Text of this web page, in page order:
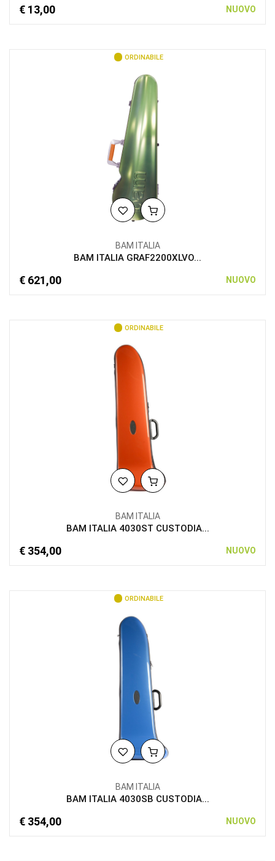
€ 13,00 NUOVO
ORDINABILE
BAM ITALIA
BAM ITALIA GRAF2200XLVO...
€ 621,00 NUOVO
ORDINABILE
BAM ITALIA
BAM ITALIA 4030ST CUSTODIA...
€ 354,00 NUOVO
ORDINABILE
BAM ITALIA
BAM ITALIA 4030SB CUSTODIA...
€ 354,00 NUOVO